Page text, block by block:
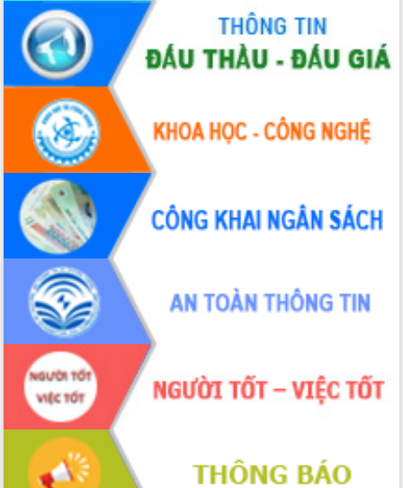
Khơi thông điểm nghẽn, đẩy nhanh
giải ngân vốn khắc phục thiên tai
HĐND tỉnh thông qua điều chỉnh Quy
hoạch tỉnh thời kỳ 2021-2030
Hội thảo góp ý hồ sơ điều chỉnh quy
hoạch tỉnh Đắk Lắk thời kỳ 2021-2030,
tầm nhìn đến năm 2050
Nâng cao hiệu quả hoạt động của các
doanh nghiệp nhà nước
Hội nghị triển khai kết nối mạng
truyền số liệu chuyên dùng phục vụ cơ
quan Đảng, Nhà nước
Lễ phát động chuỗi hoạt động chung
tay làm sạch môi trường
Xã Ea Kar bước chuyển mình trong
công tác cải cách hành chính mô hình
mới
UBND tỉnh họp báo định kỳ tháng 4
năm 2026
Hội thảo khoa học “Giải pháp thúc đẩy
phát triển nền kinh tế xanh tại tỉnh
Đắk Lắk”
Tăng cường giám sát, đôn đốc thực
hiện nhiệm vụ quản lý tài sản công
hàng tuần